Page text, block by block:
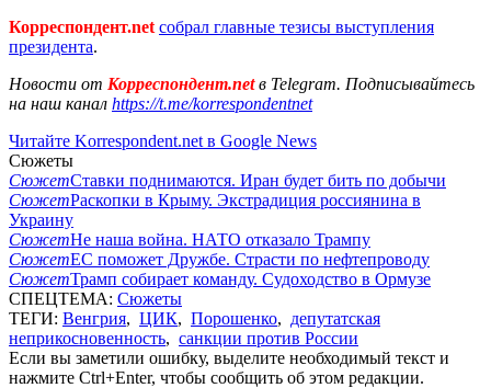
Корреспондент.net собрал главные тезисы выступления
президента.
Новости от Корреспондент.netв Telegram. Подписывайтесь
на наш канал https://t.me/korrespondentnet
Читайте Korrespondent.net в Google News
Сюжеты
СюжетСтавки поднимаются. Иран будет бить по добычи
СюжетРаскопки в Крыму. Экстрадиция россиянина в
Украину
СюжетНе наша война. НАТО отказало Трампу
СюжетЕС поможет Дружбе. Страсти по нефтепроводу
СюжетТрамп собирает команду. Судоходство в Ормузе
СПЕЦТЕМА: Сюжеты
ТЕГИ: Венгрия, ЦИК, Порошенко, депутатская
неприкосновенность, санкции против России
Если вы заметили ошибку, выделите необходимый текст и
нажмите Ctrl+Enter, чтобы сообщить об этом редакции.